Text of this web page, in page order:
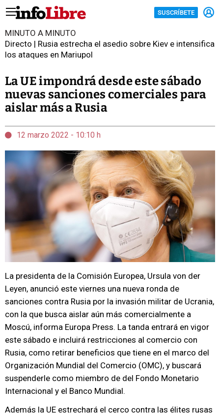
SUSCRÍBETE
MINUTO A MINUTO
Directo | Rusia estrecha el asedio sobre Kiev e intensifica
los ataques en Mariupol
La UE impondrá desde este sábado
nuevas sanciones comerciales para
aislar más a Rusia
12 marzo 2022 - 10:10 h
La presidenta de la Comisión Europea, Ursula von der
Leyen, anunció este viernes una nueva ronda de
sanciones contra Rusia por la invasión militar de Ucrania,
con la que busca aislar aún más comercialmente a
Moscú, informa Europa Press. La tanda entrará en vigor
este sábado e incluirá restricciones al comercio con
Rusia, como retirar beneficios que tiene en el marco del
Organización Mundial del Comercio (OMC), y buscará
suspenderle como miembro de del Fondo Monetario
Internacional y el Banco Mundial.
Además la UE estrechará el cerco contra las élites rusas